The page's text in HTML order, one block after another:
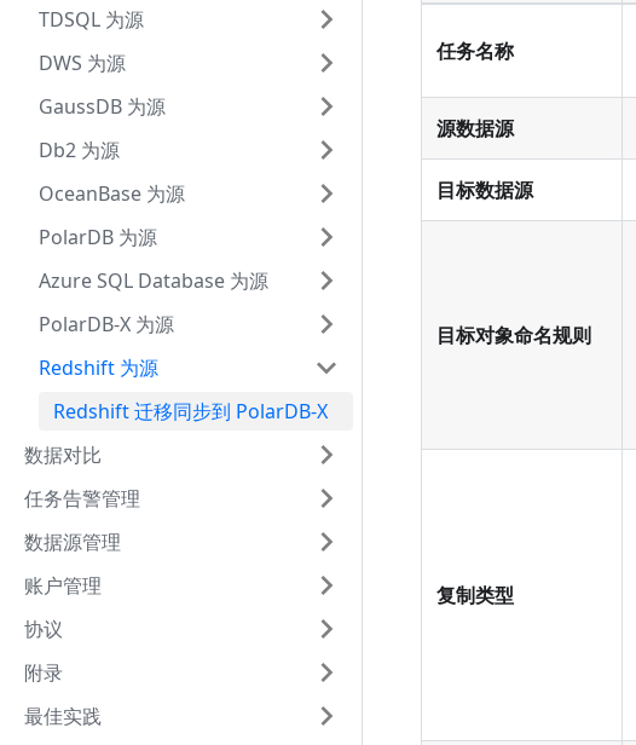
TDSQL 为源
DWS 为源
GaussDB 为源
Db2 为源
OceanBase 为源
PolarDB 为源
Azure SQL Database 为源
PolarDB-X 为源
Redshift 为源
Redshift 迁移同步到 PolarDB-X
数据对比
任务告警管理
数据源管理
账户管理
协议
附录
最佳实践
任务名称
源数据源
目标数据源
目标对象命名规则
复制类型